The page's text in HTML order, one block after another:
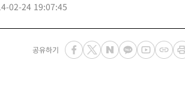
02-24 19:07:45
공유하기